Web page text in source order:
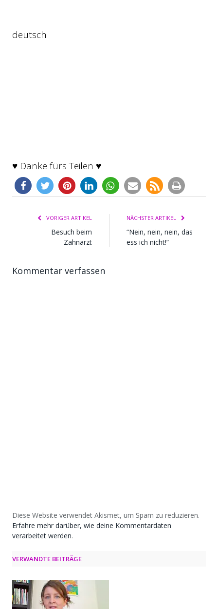
deutsch
♥ Danke fürs Teilen ♥
VORIGER ARTIKEL
Besuch beim
Zahnarzt
NÄCHSTER ARTIKEL
“Nein, nein, nein, das
ess ich nicht!”
Kommentar verfassen
Diese Website verwendet Akismet, um Spam zu reduzieren.
Erfahre mehr darüber, wie deine Kommentardaten
verarbeitet werden.
VERWANDTE BEITRÄGE